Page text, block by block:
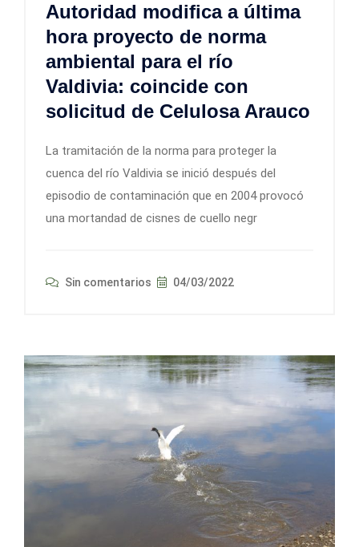
Autoridad modifica a última
hora proyecto de norma
ambiental para el río
Valdivia: coincide con
solicitud de Celulosa Arauco
La tramitación de la norma para proteger la
cuenca del río Valdivia se inició después del
episodio de contaminación que en 2004 provocó
una mortandad de cisnes de cuello negr
Sin comentarios 04/03/2022